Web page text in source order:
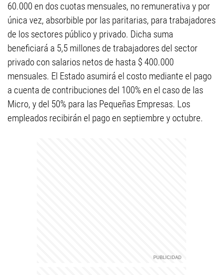
60.000 en dos cuotas mensuales, no remunerativa y por
única vez, absorbible por las paritarias, para trabajadores
de los sectores público y privado. Dicha suma
beneficiará a 5,5 millones de trabajadores del sector
privado con salarios netos de hasta $ 400.000
mensuales. El Estado asumirá el costo mediante el pago
a cuenta de contribuciones del 100% en el caso de las
Micro, y del 50% para las Pequeñas Empresas. Los
empleados recibirán el pago en septiembre y octubre.